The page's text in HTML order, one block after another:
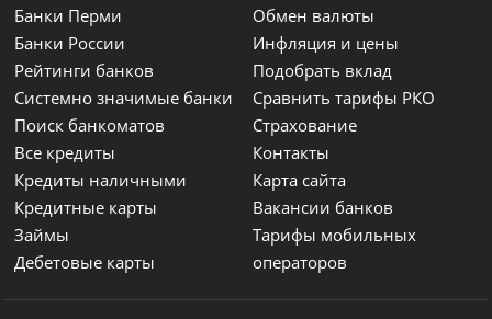
Банки Перми
Банки России
Рейтинги банков
Системно значимые банки
Поиск банкоматов
Все кредиты
Кредиты наличными
Кредитные карты
Займы
Дебетовые карты
Обмен валюты
Инфляция и цены
Подобрать вклад
Сравнить тарифы РКО
Страхование
Контакты
Карта сайта
Вакансии банков
Тарифы мобильных
операторов